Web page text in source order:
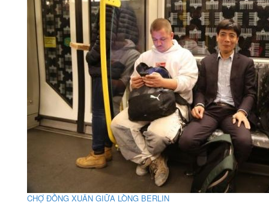
CHỢ ĐỒNG XUÂN GIỮA LÒNG BERLIN